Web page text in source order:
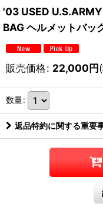
'03 USED
BAG ヘルメットバッ
販売価格: 22,000円
数量:
返品特約に関する重要